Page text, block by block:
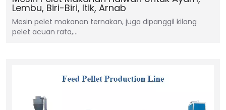
Lembu, Biri-Biri, Itik, Arnab
Mesin pelet makanan ternakan, juga dipanggil kilang
pelet acuan rata,…